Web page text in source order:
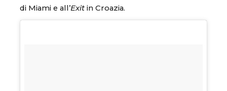
di Miami e all’Exit in Croazia.